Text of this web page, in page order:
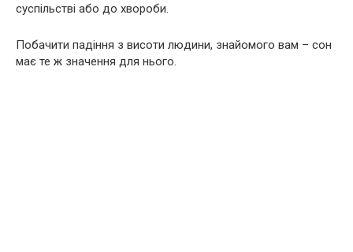
суспільстві або до хвороби.
Побачити падіння з висоти людини, знайомого вам – сон
має те ж значення для нього.